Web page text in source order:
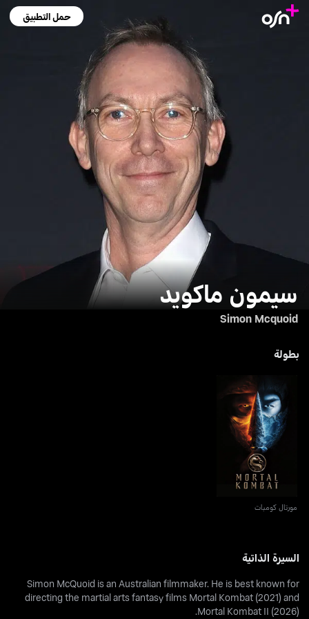
حمل التطبيق
سيمون ماكويد
Simon Mcquoid
بطولة
مورتال كومبات
مورتال كومبات
السيرة الذاتية
Simon McQuoid is an Australian filmmaker. He is best known for
directing the martial arts fantasy films Mortal Kombat (2021) and
Mortal Kombat II (2026).